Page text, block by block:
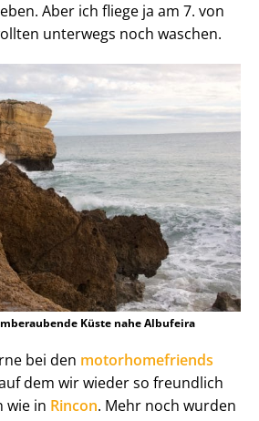
Aber ich fliege ja am 7. von
unterwegs noch waschen.
Küste nahe Albufeira
bei den motorhomefriends
dem wir wieder so freundlich
wie in Rincon. Mehr noch wurden